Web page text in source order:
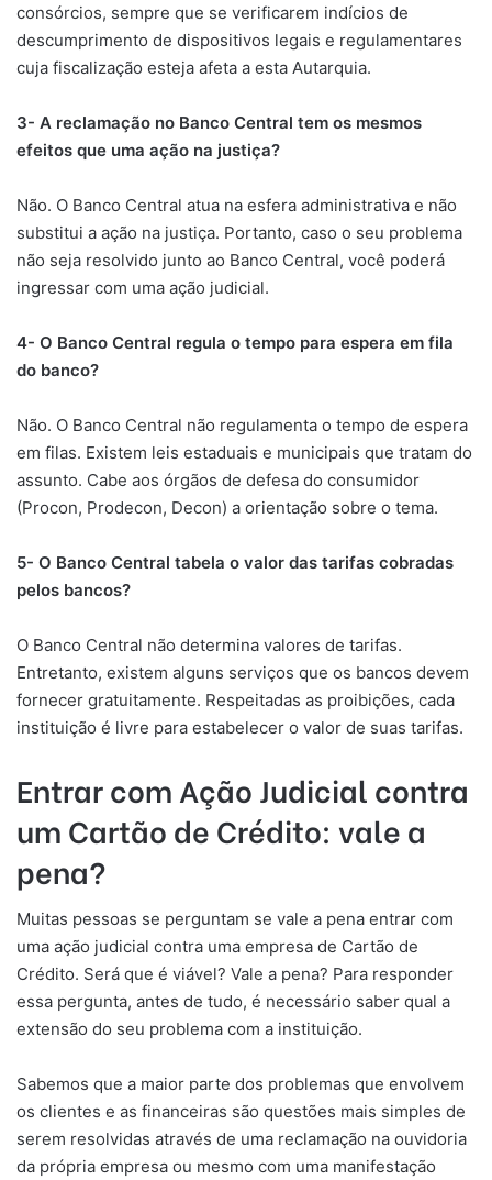
consórcios, sempre que se verificarem indícios de
descumprimento de dispositivos legais e regulamentares
cuja fiscalização esteja afeta a esta Autarquia.
3- A reclamação no Banco Central tem os mesmos
efeitos que uma ação na justiça?
​Não. O Banco Central atua na esfera administrativa e não
substitui a ação na justiça. Portanto, caso o seu problema
não seja resolvido junto ao Banco Central, você poderá
ingressar com uma ação judicial.
4- O Banco Central regula o tempo para espera em fila
do banco?
​Não. O Banco Central não regulamenta o tempo de espera
em filas. Existem leis estaduais e municipais que tratam do
assunto. Cabe aos órgãos de defesa do consumidor
(Procon, Prodecon, Decon) a orientação sobre o tema.
5- O Banco Central tabela o valor das tarifas cobradas
pelos bancos?
O Banco Central não determina valores de tarifas.
Entretanto, existem alguns serviços que os bancos devem
fornecer gratuitamente. Respeitadas as proibições, cada
instituição é livre para estabelecer o valor de suas tarifas.
Entrar com Ação Judicial contra
um Cartão de Crédito: vale a
pena?
Muitas pessoas se perguntam se vale a pena entrar com
uma ação judicial contra uma empresa de Cartão de
Crédito. Será que é viável? Vale a pena? Para responder
essa pergunta, antes de tudo, é necessário saber qual a
extensão do seu problema com a instituição.
Sabemos que a maior parte dos problemas que envolvem
os clientes e as financeiras são questões mais simples de
serem resolvidas através de uma reclamação na ouvidoria
da própria empresa ou mesmo com uma manifestação